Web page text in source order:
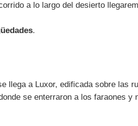
a lo largo del desierto
.
llega a Luxor, edificada sobre las
se enterraron a los faraones y